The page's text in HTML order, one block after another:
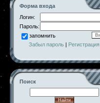
Форма входа
Логин:
Пароль:
запомнить
Забыл пароль | Регистрация
Поиск